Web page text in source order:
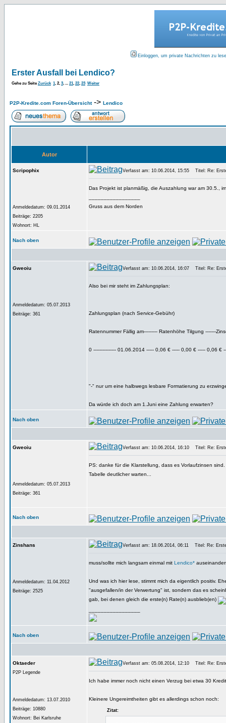
Einloggen, um private Nachrichten zu
Erster Ausfall bei Lendico?
Gehe zu SeiteZurück 1, 2, 3, ... 21, 22, 23 Weiter
P2P-Kredite.com Foren-Übersicht-> Lendico
Autor
Scripophix
Anmeldedatum: 09.01.2014
Beiträge: 2205
Wohnort: HL
Verfasst am: 10.06.2014, 15:55 Titel: Re:
Das Projekt ist planmäßig, die Auszahlung war am 30.5.,
Gruss aus dem Norden
Nach oben
Gweoiu
Anmeldedatum: 05.07.2013
Beiträge: 361
Verfasst am: 10.06.2014, 16:07 Titel: Re:
Also bei mir steht im Zahlungsplan:
Zahlungsplan (nach Service-Gebühr)
Ratennummer Fällig am--------- Ratenhöhe Tilgung -------
0 --------------- 01.06.2014 ----- 0,06 € ----- 0,00 € ----- 0,06 €
"-" nur um eine halbwegs lesbare Formatierung zu
Da würde ich doch am 1.Juni eine Zahlung erwarten?
Nach oben
Gweoiu
Anmeldedatum: 05.07.2013
Beiträge: 361
Verfasst am: 10.06.2014, 16:10 Titel: Re:
PS: danke für die Klarstellung, dass es Vorlaufzinsen
Tabelle deutlicher warten...
Nach oben
Zinshans
Anmeldedatum: 11.04.2012
Beiträge: 2525
Verfasst am: 18.06.2014, 06:11 Titel: Re:
muss/sollte mich langsam einmal mit Lendico*
Und was ich hier lese, stimmt mich da eigentlich positiv.
"ausgefallen/in der Verwertung" ist, sondern das es
gab, bei denen gleich die erste(n) Rate(n) ausblieb(en)
Nach oben
Oktaeder
P2P Legende
Anmeldedatum: 13.07.2010
Beiträge: 10880
Wohnort: Bei Karlsruhe
Verfasst am: 05.08.2014, 12:10 Titel: Re:
Ich habe immer noch nicht einen Verzug bei etwa 30
Kleinere Ungereimtheiten gibt es allerdings schon noch:
Zitat: